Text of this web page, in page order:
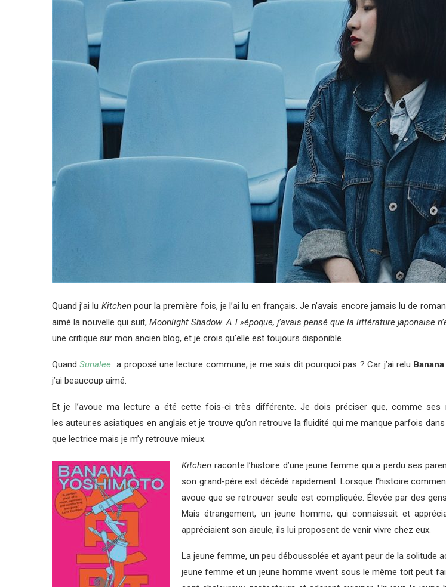
Quand j’ai lu Kitchenpour la première fois, je l’ai lu en français. Je n’avais encore jamais lu de
aimé la nouvelle qui suit,Moonlight Shadow. A l »époque, j’avais pensé que la littérature japonaise
une critique sur mon ancien blog, et je crois qu’elle est toujours disponible.
QuandSunalee a proposé une lecture commune, je me suis dit pourquoi pas ? Car j’ai relu
j’ai beaucoup aimé.
Et je l’avoue ma lecture a été cette fois-ci très différente. Je dois préciser que, comme ses
les auteur.es asiatiques en anglais et je trouve qu’on retrouve la fluidité qui me manque parfois
que lectrice mais je m’y retrouve mieux.
Kitchen raconte l’histoire d’une jeune femme qui a perdu ses
son grand-père est décédé rapidement. Lorsque l’histoire
avoue que se retrouver seule est compliquée. Élevée par des
Mais étrangement, un jeune homme, qui connaissait et
appréciaient son aïeule, ils lui proposent de venir vivre chez eux.
La jeune femme, un peu déboussolée et ayant peur de la solitude
jeune femme et un jeune homme vivent sous le même toit peut